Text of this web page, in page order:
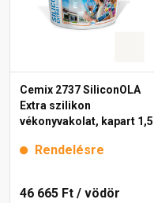
Cemix 2737 SiliconOLA
Extra szilikon
vékonyvakolat, kapart 1,5
Rendelésre
46 665 Ft / vödör